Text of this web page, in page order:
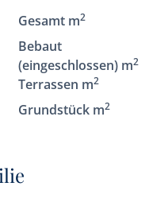
Gesamt m2
Bebaut
(eingeschlossen) m2
Terrassen m2
Grundstück m2